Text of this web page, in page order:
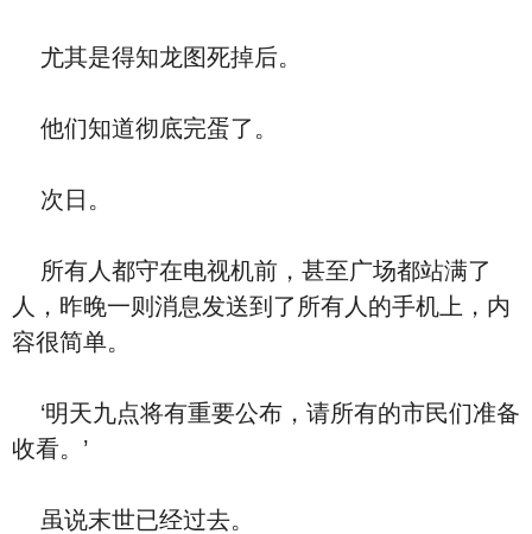
尤其是得知龙图死掉后。
他们知道彻底完蛋了。
次日。
所有人都守在电视机前，甚至广场都站满了
人，昨晚一则消息发送到了所有人的手机上，内
容很简单。
‘明天九点将有重要公布，请所有的市民们准备
收看。’
虽说末世已经过去。